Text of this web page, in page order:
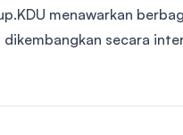
menawarkan
secara